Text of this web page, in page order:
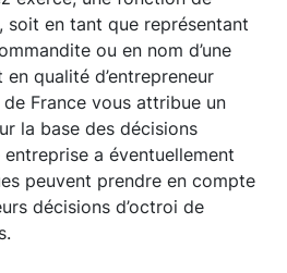
soit en tant que représentant
ou en nom d’une
qualité d’entrepreneur
France vous attribue un
la base des décisions
a éventuellement
peuvent prendre en compte
décisions d’octroi de